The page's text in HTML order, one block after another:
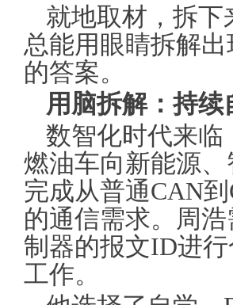
就地取材，拆下
总能用眼睛拆解
的答案。
用脑拆解：持
数智化时代来临
燃油车向新能源
完成从普通CAN
的通信需求。周
制器的报文ID进
工作。